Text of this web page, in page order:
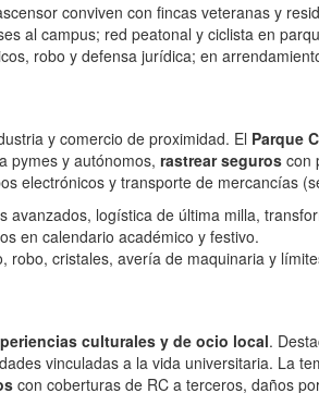
conviven con fincas veteranas y
al campus; red peatonal y ciclista en
robo y defensa jurídica; en
y comercio de proximidad. El Parque
pymes y autónomos, rastrear seguros con
electrónicos y transporte de mercancías
avanzados, logística de última milla,
en calendario académico y festivo.
robo, cristales, avería de maquinaria y
culturales y de ocio local.
vinculadas a la vida universitaria. La
con coberturas de RC a terceros, daños